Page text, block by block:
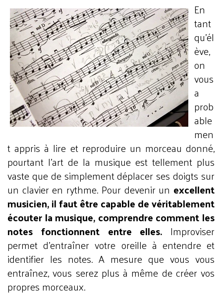
En
tant
qu’él
ève,
on
vous
a
prob
able
men
t appris à lire et reproduire un morceau donné,
pourtant l’art de la musique est tellement plus
vaste que de simplement déplacer ses doigts sur
un clavier en rythme. Pour devenir un excellent
musicien, il faut être capable de véritablement
écouter la musique, comprendre comment les
notes fonctionnent entre elles. Improviser
permet d’entraîner votre oreille à entendre et
identifier les notes. A mesure que vous vous
entraînez, vous serez plus à même de créer vos
propres morceaux.